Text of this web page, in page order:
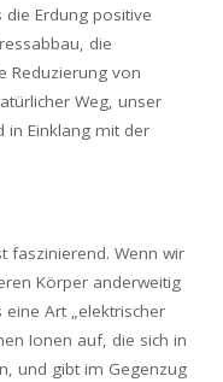
Erdung positive
die
Reduzierung von
Weg, unser
in Einklang mit der
faszinierend. Wenn wir
Körper anderweitig
Art „elektrischer
Ionen auf, die sich in
und gibt im Gegenzug